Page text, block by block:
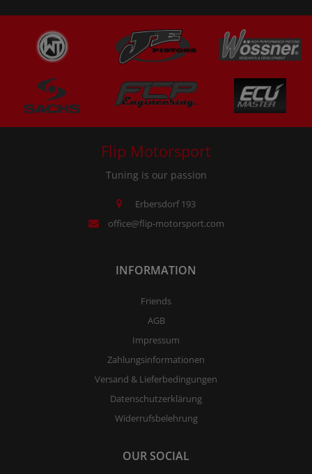
Flip Motorsport
Tuning is our passion
Erbersdorf 193
office@flip-motorsport.com
INFORMATION
Friends
AGB
Impressum
Zahlungsinformationen
Versand & Lieferbedingungen
Datenschutzerklärung
Widerrufsbelehrung
OUR SOCIAL